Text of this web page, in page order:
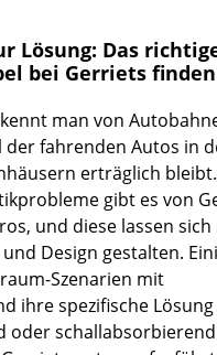
Lösung: Das
bei Gerriets finden
man von
der fahrenden Autos in
erträglich
gibt es von
und diese lassen
Design gestalten.
Szenarien mit
ihre spezifische Lösung
oder